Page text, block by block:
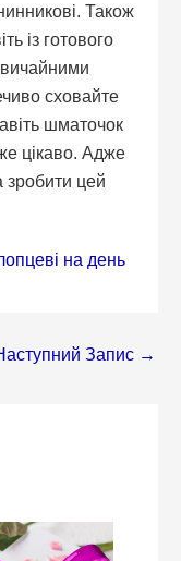
Також
із готового
сховайте
шматочок
цікаво. Адже
зробити цей
на день
Запис →